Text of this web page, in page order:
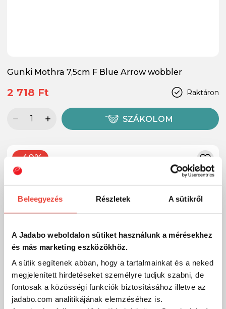
Beleegyezés Részletek A sütikről
A Jadabo weboldalon sütiket használunk a mérésekhez
és más marketing eszközökhöz.
A sütik segítenek abban, hogy a tartalmainkat és a neked
megjelenített hirdetéseket személyre tudjuk szabni, de
fontosak a közösségi funkciók biztosításához illetve az
jadabo.com analitikájának elemzéséhez is.
Gunki Mothra 7,5cm F Blue Arrow wobbler
Raktáron
2 718 Ft
SZÁKOLOM
-40%